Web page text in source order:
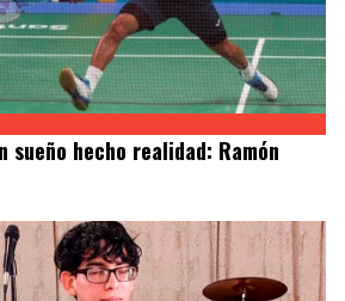
sueño hecho realidad: Ramón